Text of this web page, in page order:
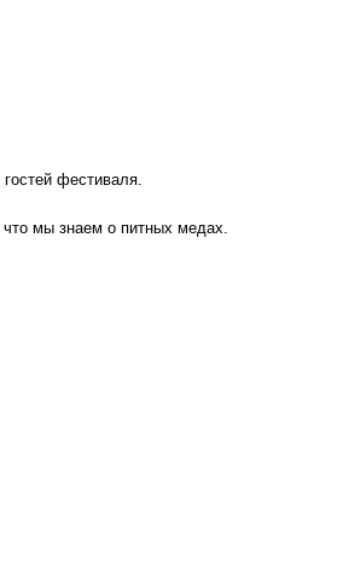
фестиваля.
мы знаем о питных медах.